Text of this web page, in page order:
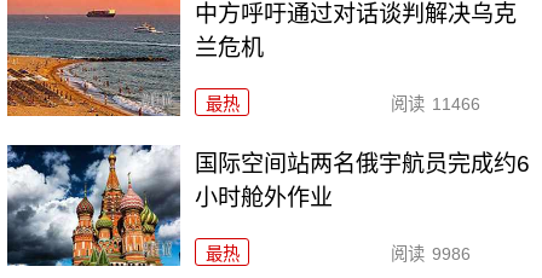
中方呼吁通过对话谈判解决乌克
兰危机
最热 阅读 11466
国际空间站两名俄宇航员完成约6
小时舱外作业
最热 阅读 9986